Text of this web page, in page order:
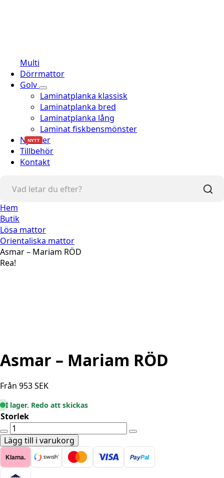
Multi
Dörrmattor
Golv
Laminatplanka klassisk
Laminatplanka bred
Laminatplanka lång
Laminat fiskbensmönster
Nyheter
NYTT
Tillbehör
Kontakt
Hem
Butik
Lösa mattor
Orientaliska mattor
Asmar – Mariam RÖD
Rea!
Asmar – Mariam RÖD
Från 953SEK
I lager. Redo att skickas
Storlek
Asmar
-
Mariam
RÖD
mängd
Lägg till i varukorg
Klarna. PayPal